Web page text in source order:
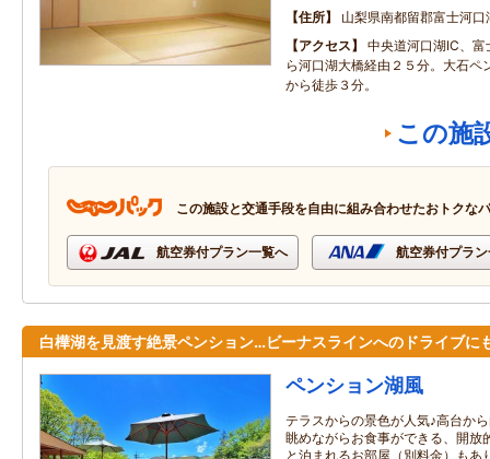
住所
山梨県南都留郡富士河
アクセス
中央道河口湖IC、
ら河口湖大橋経由２５分。大石ペ
から徒歩３分。
この施
この施設と交通手段を自由に組み合わせたおトクな
航空券付プラン一覧へ 航空券付プラ
白樺湖を見渡す絶景ペンション…ビーナスラインへのドライブに
ペンション湖風
テラスからの景色が人気♪高台か
眺めながらお食事ができる、開放
と泊まれるお部屋（別料金）もあ